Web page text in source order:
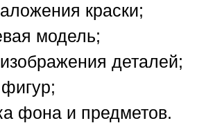
краски;
модель;
деталей;
фона и предметов.